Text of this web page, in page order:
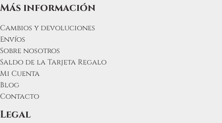
Más información
Cambios y devoluciones
Envíos
Sobre nosotros
Saldo de la Tarjeta Regalo
Mi Cuenta
Blog
Contacto
Legal